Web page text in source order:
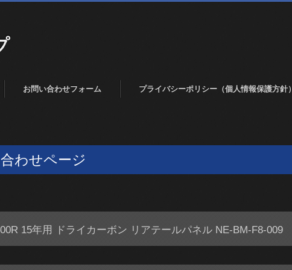
お問い合わせフォーム プライバシーポリシー（個人情報保護方針）
わせページ